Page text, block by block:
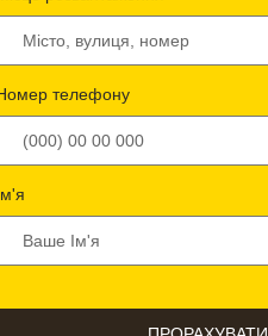
телефону